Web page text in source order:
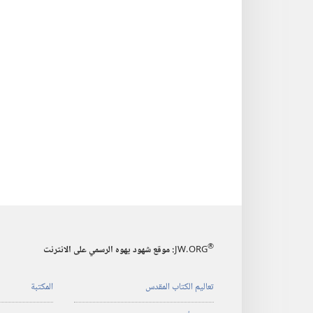
JW.ORG® :‏ موقع شهود يهوه الرسمي على الانترنت
تعاليم الكتاب المقدس
المكتبة